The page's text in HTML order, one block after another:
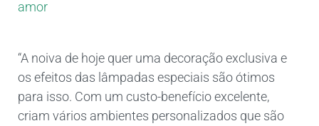
“A noiva de hoje quer uma decoração exclusiva e
os efeitos das lâmpadas especiais são ótimos
para isso. Com um custo-benefício excelente,
criam vários ambientes personalizados que são